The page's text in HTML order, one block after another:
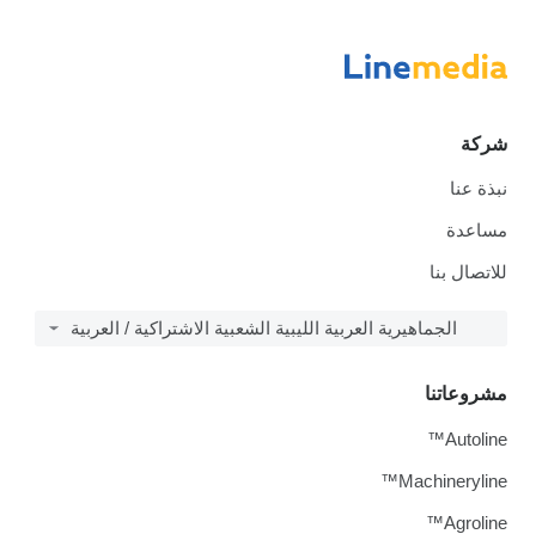
شركة
نبذة عنا
مساعدة
للاتصال بنا
الجماهيرية العربية الليبية الشعبية الاشتراكية / العربية
مشروعاتنا
Autoline™
Machineryline™
Agroline™